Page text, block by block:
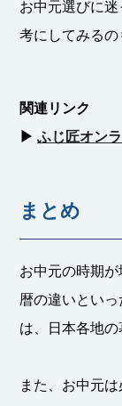
お中元選びに
考にしてみるの
関連リンク
▶︎ ふじ匠オン
まとめ
お中元の時期
暦の違いとい
は、日本各地の
また、お中元